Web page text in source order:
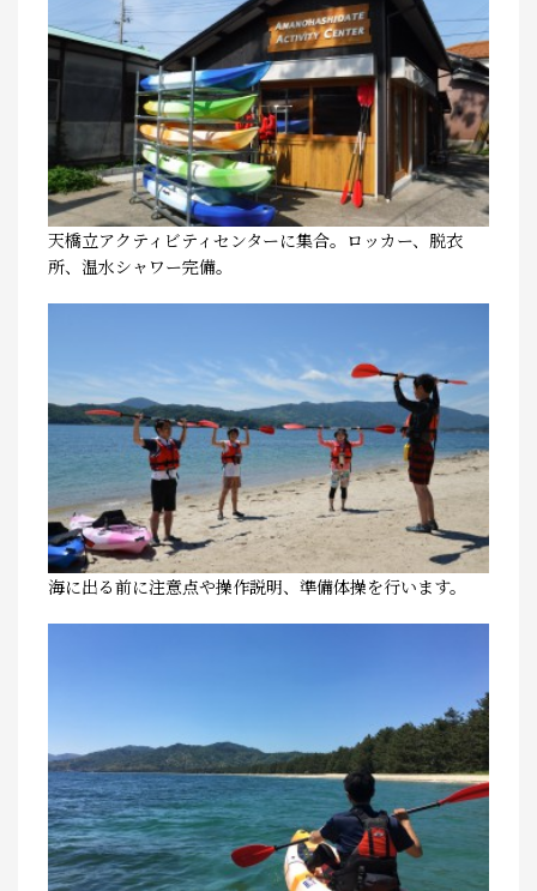
天橋立アクティビティセンターに集合。ロッカー、脱衣
所、温水シャワー完備。
海に出る前に注意点や操作説明、準備体操を行います。